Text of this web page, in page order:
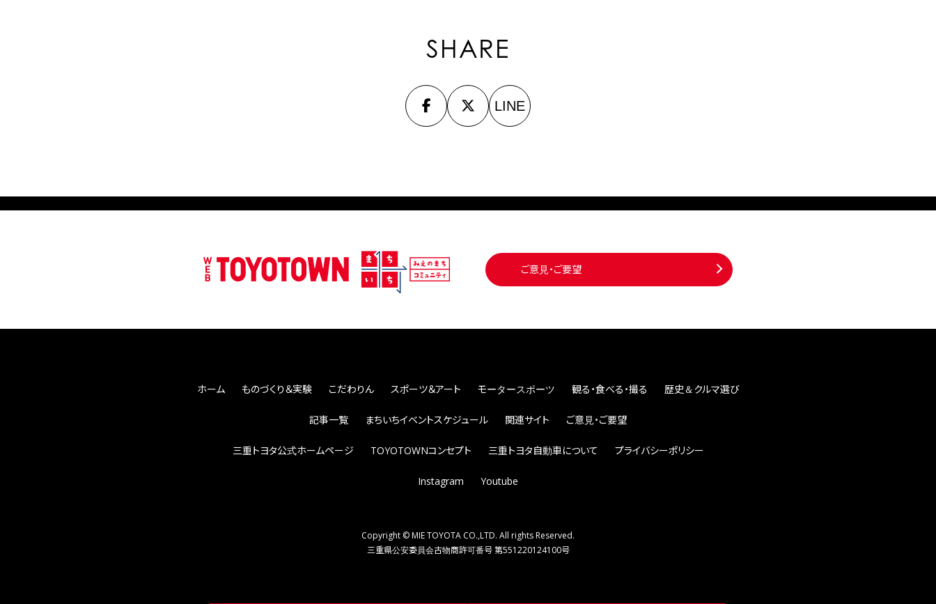
SHARE
LINE
ご意見・ご要望
ホーム ものづくり＆実験 こだわりん スポーツ＆アート モータースポーツ 観る・食べる・撮る 歴史＆クルマ選び
記事一覧 まちいちイベントスケジュール 関連サイト ご意見・ご要望
三重トヨタ公式ホームページ TOYOTOWNコンセプト 三重トヨタ自動車について プライバシーポリシー
Instagram Youtube
Copyright © MIE TOYOTA CO.,LTD. All rights Reserved.
三重県公安委員会古物商許可番号 第551220124100号